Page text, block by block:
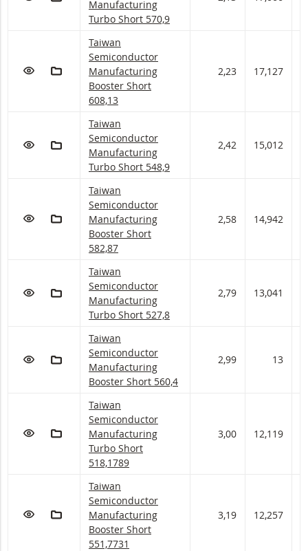
Manufacturing
Turbo Short 570,9
VOEG TOE AAN WATCHLIST
AAN PORTFOLIO TOEVOEGEN
Taiwan Semiconductor Manufacturing Booster
Taiwan
Semiconductor
Manufacturing
Booster Short
608,13
2,23 17,127
VOEG TOE AAN WATCHLIST
AAN PORTFOLIO TOEVOEGEN
Taiwan Semiconductor Manufacturing Turbo
Taiwan
Semiconductor
Manufacturing
Turbo Short 548,9
2,42 15,012
VOEG TOE AAN WATCHLIST
AAN PORTFOLIO TOEVOEGEN
Taiwan Semiconductor Manufacturing Booster
Taiwan
Semiconductor
Manufacturing
Booster Short
582,87
2,58 14,942
VOEG TOE AAN WATCHLIST
AAN PORTFOLIO TOEVOEGEN
Taiwan Semiconductor Manufacturing Turbo
Taiwan
Semiconductor
Manufacturing
Turbo Short 527,8
2,79 13,041
VOEG TOE AAN WATCHLIST
AAN PORTFOLIO TOEVOEGEN
Taiwan Semiconductor Manufacturing Booster
Taiwan
Semiconductor
Manufacturing
Booster Short 560,4
2,99 13
VOEG TOE AAN WATCHLIST
AAN PORTFOLIO TOEVOEGEN
Taiwan Semiconductor Manufacturing Turbo
Taiwan
Semiconductor
Manufacturing
Turbo Short
518,1789
3,00 12,119
VOEG TOE AAN WATCHLIST
AAN PORTFOLIO TOEVOEGEN
Taiwan Semiconductor Manufacturing Booster
Taiwan
Semiconductor
Manufacturing
Booster Short
551,7731
3,19 12,257